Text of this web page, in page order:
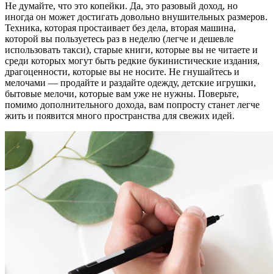
Не думайте, что это копейки. Да, это разовый доход, но
иногда он может достигать довольно внушительных размеров.
Техника, которая простаивает без дела, вторая машина,
которой вы пользуетесь раз в неделю (легче и дешевле
использовать такси), старые книги, которые вы не читаете и
среди которых могут быть редкие букинистические издания,
драгоценности, которые вы не носите. Не гнушайтесь и
мелочами — продайте и раздайте одежду, детские игрушки,
бытовые мелочи, которые вам уже не нужны. Поверьте,
помимо дополнительного дохода, вам попросту станет легче
жить и появится много пространства для свежих идей.